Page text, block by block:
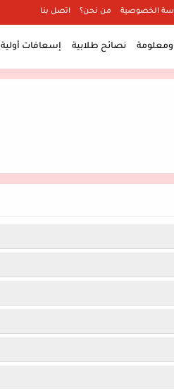
الخصوصية من نحن؟ اتصل بنا
نصائح طلابية إسعافات أولية